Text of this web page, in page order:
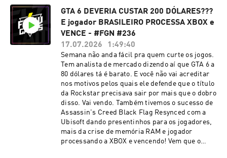
GTA 6 DEVERIA CUSTAR 200 DÓLARES???
E jogador BRASILEIRO PROCESSA XBOX e
VENCE - #FGN #236
17.07.2026
1:49:40
Semana não anda fácil pra quem curte os jogos.
Tem analista de mercado dizendo aí que GTA 6 a
80 dólares tá é barato. E você não vai acreditar
nos motivos pelos quais ele defende que o título
da Rockstar precisava sair por mais que o dobro
disso. Vai vendo. Também tivemos o sucesso de
Assassin's Creed Black Flag Resynced com a
Ubisoft dando presentinhos para os jogadores,
mais da crise de memória RAM e jogador
processando a XBOX e vencendo! Vem que o